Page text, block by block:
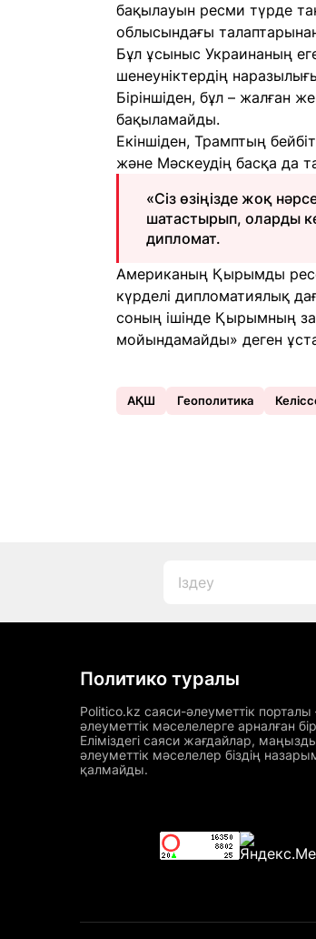
бақылауын ресми түрде
облысындағы
Бұл ұсыныс Украинаның
шенеуніктердің
Біріншіден, бұл – жалған
бақыламайды.
Екіншіден, Трамптың
және Мәскеудің басқа да
«Сіз өзіңізде жоқ
шатастырып, оларды
дипломат.
Американың Қырымды
күрделі дипломатиялық
соның ішінде Қырымның
мойындамайды» деген
АҚШ Геополитика
Политико туралы
Politico.kz саяси-әлеуметтік порталы
әлеуметтік мәселелерге арналған
Еліміздегі саяси жағдайлар,
әлеуметтік мәселелер біздің
қалмайды.